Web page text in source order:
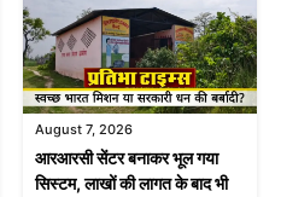
August 7, 2026
आरआरसी सेंटर बनाकर भूल गया
सिस्टम, लाखों की लागत के बाद भी